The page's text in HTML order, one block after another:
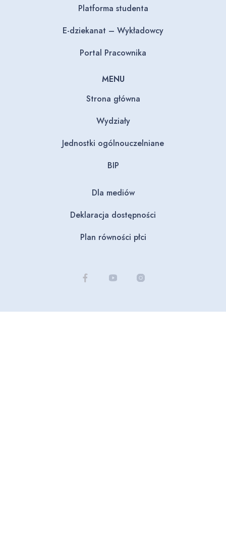
Platforma studenta
E-dziekanat – Wykładowcy
Portal Pracownika
MENU
Strona główna
Wydziały
Jednostki ogólnouczelniane
BIP
Dla mediów
Deklaracja dostępności
Plan równości płci